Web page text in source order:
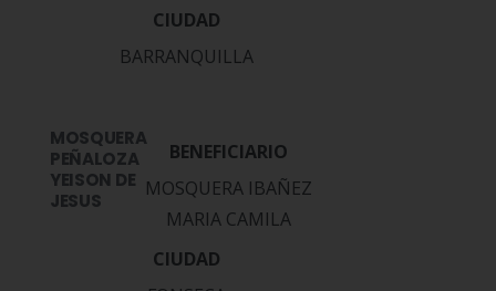
BARRANQUILLA
MOSQUERA
PEÑALOZA
YEISON DE
JESUS
MOSQUERA IBAÑEZ
MARIA CAMILA